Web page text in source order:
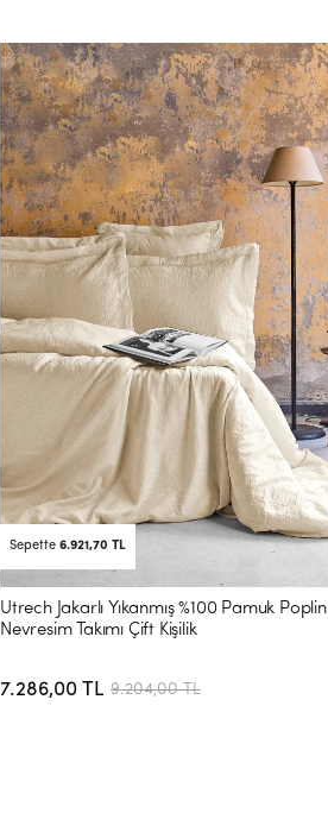
Sepette 6.921,70 TL
Utrech Jakarlı Yıkanmış %100 Pamuk Poplin
Nevresim Takımı Çift Kişilik
7.286,00 TL 9.204,00 TL